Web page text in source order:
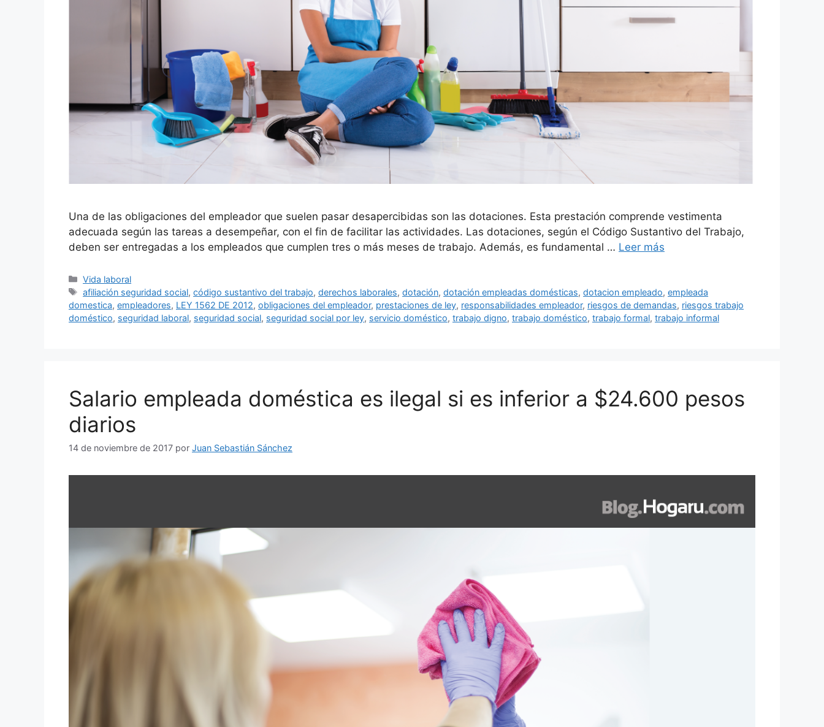
Una de las obligaciones del empleador que suelen pasar desapercibidas son las dotaciones. Esta prestación comprende vestimenta
adecuada según las tareas a desempeñar, con el fin de facilitar las actividades. Las dotaciones, según el Código Sustantivo del Trabajo,
deben ser entregadas a los empleados que cumplen tres o más meses de trabajo. Además, es fundamental … Leer más
Categorías
Vida laboral
Etiquetas
afiliación seguridad social,código sustantivo del trabajo,derechos laborales,dotación,dotación empleadas domésticas,dotacion empleado,empleada
domestica, empleadores, LEY 1562 DE 2012, obligaciones del empleador, prestaciones de ley, responsabilidades empleador, riesgos de demandas, riesgos trabajo
doméstico, seguridad laboral, seguridad social, seguridad social por ley, servicio doméstico, trabajo digno, trabajo doméstico, trabajo formal, trabajo informal
Salario empleada doméstica es ilegal si es inferior a $24.600 pesos
diarios
14 de noviembre de 2017 por Juan Sebastián Sánchez